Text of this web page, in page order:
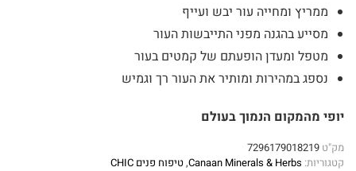
ממריץ ומחייה עור יבש ועייף
מסייע בהגנה מפני התייבשות העור
מטפל ומעדן הופעתם של קמטים בעור
נספג במהירות ומותיר את העור רך וגמיש
יופי מהמקום הנמוך בעולם
מק"ט 7296179018219
קטגוריות: Canaan Minerals & Herbs
,טיפוח פנים CHIC